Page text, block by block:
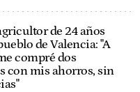
de 24 años
de Valencia: "A
compré dos
con mis ahorros, sin